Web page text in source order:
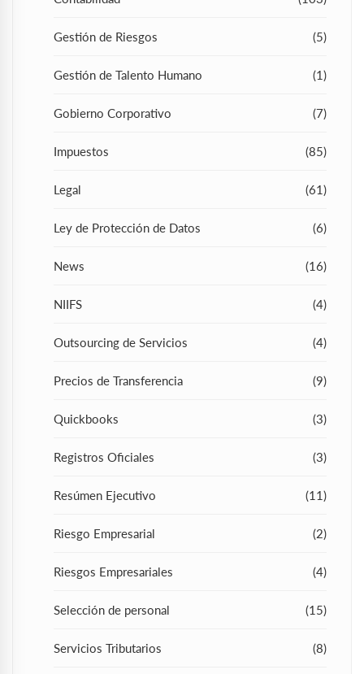
Gestión de Riesgos (5)
Gestión de Talento Humano (1)
Gobierno Corporativo (7)
Impuestos (85)
Legal (61)
Ley de Protección de Datos (6)
News (16)
NIIFS (4)
Outsourcing de Servicios (4)
Precios de Transferencia (9)
Quickbooks (3)
Registros Oficiales (3)
Resúmen Ejecutivo (11)
Riesgo Empresarial (2)
Riesgos Empresariales (4)
Selección de personal (15)
Servicios Tributarios (8)